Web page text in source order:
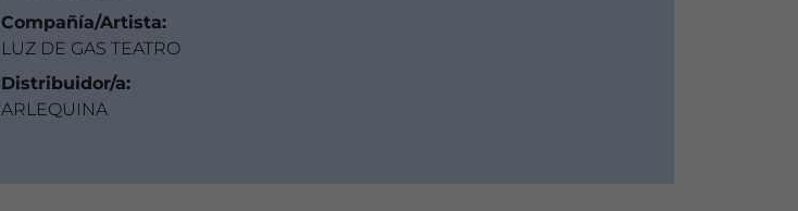
Compañía/Artista:
LUZ DE GAS TEATRO
Distribuidor/a:
ARLEQUINA